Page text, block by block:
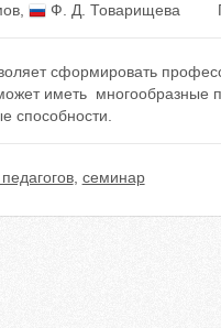
, Ф. Д. Товарищева
сформировать
иметь многообразные
способности.
, семинар